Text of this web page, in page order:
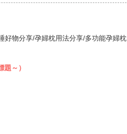
好物分享/孕婦枕用法分享/多功能孕婦枕
～）